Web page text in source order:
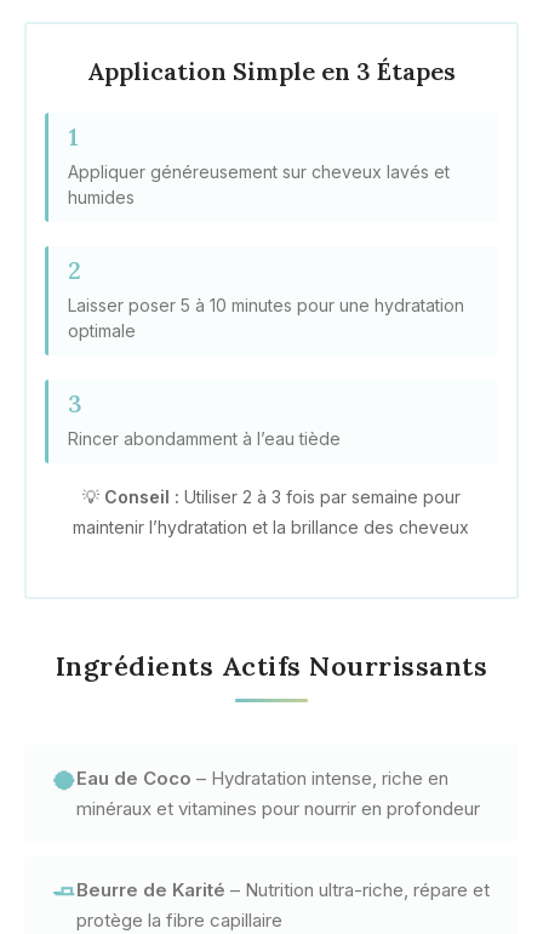
Application Simple en 3 Étapes
1
Appliquer généreusement sur cheveux lavés et
humides
2
Laisser poser 5 à 10 minutes pour une hydratation
optimale
3
Rincer abondamment à l’eau tiède
💡 Conseil : Utiliser 2 à 3 fois par semaine pour
maintenir l’hydratation et la brillance des cheveux
Ingrédients Actifs Nourrissants
🥥Eau de Coco – Hydratation intense, riche en
minéraux et vitamines pour nourrir en profondeur
🧈Beurre de Karité – Nutrition ultra-riche, répare et
protège la fibre capillaire